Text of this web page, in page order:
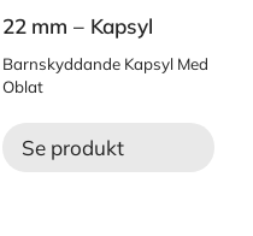
22 mm – Kapsyl
Barnskyddande Kapsyl Med
Oblat
Se produkt